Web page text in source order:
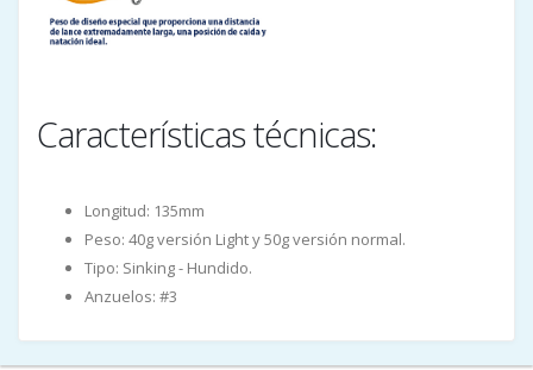
Características técnicas:
Longitud: 135mm
Peso: 40g versión Light y 50g versión normal.
Tipo: Sinking - Hundido.
Anzuelos: #3